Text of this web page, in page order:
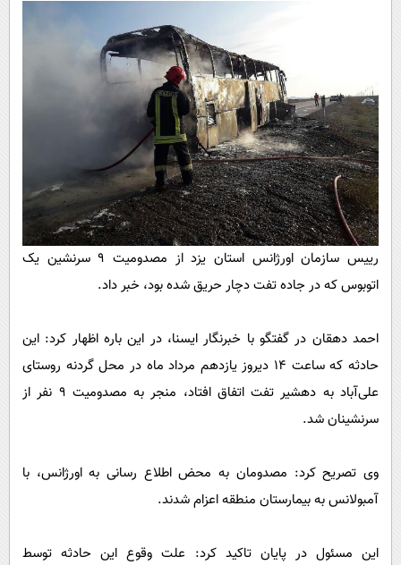
فناوری
گوناگون
حوادث
محیط زیست
سلامت
فرهنگی
بین الملل
سیاست خارجی
پیامک
روانشناسی
آشپزی
دانلود
رییس سازمان اورژانس استان یزد از مصدومیت ۹ سرنشین یک
اتوبوس که در جاده تفت دچار حریق شده بود، خبر داد.
احمد دهقان در گفتگو با خبرنگار ایسنا، در این باره اظهار کرد: این
حادثه که ساعت ۱۴ دیروز یازدهم مرداد ماه در محل گردنه روستای
علی‌آباد به دهشیر تفت اتفاق افتاد، منجر به مصدومیت ۹ نفر از
سرنشینان شد.
وی تصریح کرد: مصدومان به محض اطلاع رسانی به اورژانس، با
آمبولانس به بیمارستان منطقه اعزام شدند.
این مسئول در پایان تاکید کرد: علت وقوع این حادثه توسط